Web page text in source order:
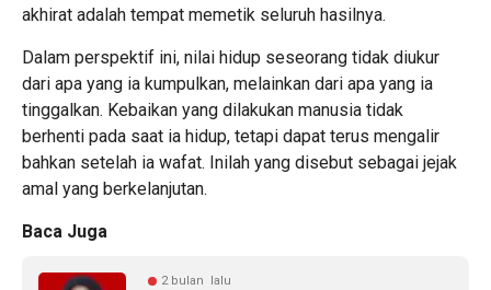
akhirat adalah tempat memetik seluruh hasilnya.
Dalam perspektif ini, nilai hidup seseorang tidak diukur
dari apa yang ia kumpulkan, melainkan dari apa yang ia
tinggalkan. Kebaikan yang dilakukan manusia tidak
berhenti pada saat ia hidup, tetapi dapat terus mengalir
bahkan setelah ia wafat. Inilah yang disebut sebagai jejak
amal yang berkelanjutan.
Baca Juga
2 bulan lalu